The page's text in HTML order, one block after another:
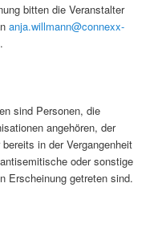
bitten die Veranstalter
anja.willmann@connexx-
sind Personen, die
angehören, der
in der Vergangenheit
oder sonstige
Erscheinung getreten sind.